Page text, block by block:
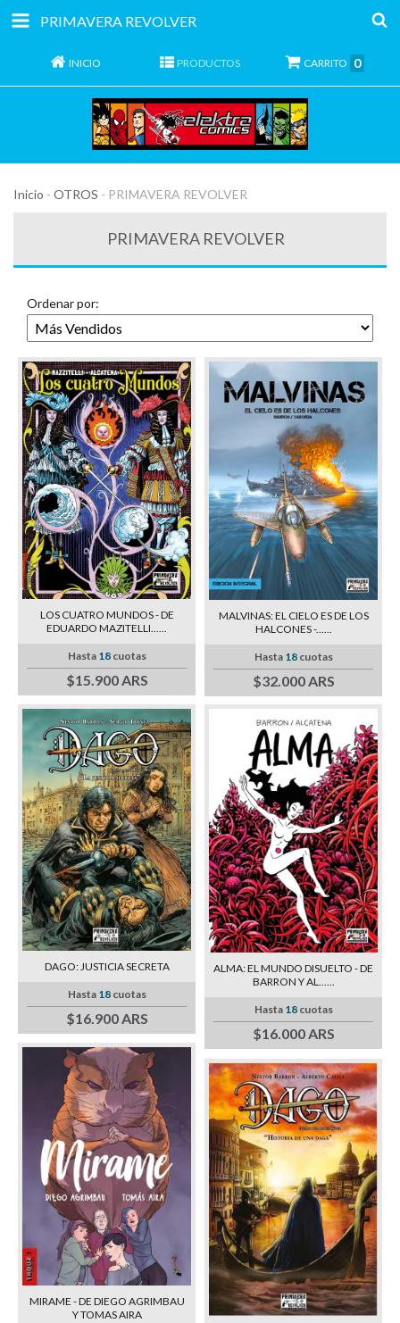
PRIMAVERA REVOLVER
INICIO PRODUCTOS CARRITO 0
Inicio - OTROS - PRIMAVERA REVOLVER
PRIMAVERA REVOLVER
Ordenar por:
LOS CUATRO MUNDOS - DE
EDUARDO MAZITELLI......
Hasta 18cuotas
$15.900 ARS
MALVINAS: EL CIELO ES DE LOS
HALCONES -......
Hasta 18cuotas
$32.000 ARS
DAGO: JUSTICIA SECRETA
Hasta 18cuotas
$16.900 ARS
ALMA: EL MUNDO DISUELTO - DE
BARRON Y AL......
Hasta 18cuotas
$16.000 ARS
MIRAME - DE DIEGO AGRIMBAU
Y TOMAS AIRA